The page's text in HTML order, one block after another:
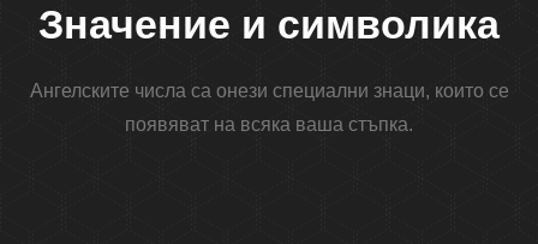
Значение и символика
Ангелските числа са онези специални знаци, които се
появяват на всяка ваша стъпка.